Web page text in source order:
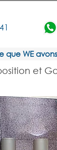
que WE
et